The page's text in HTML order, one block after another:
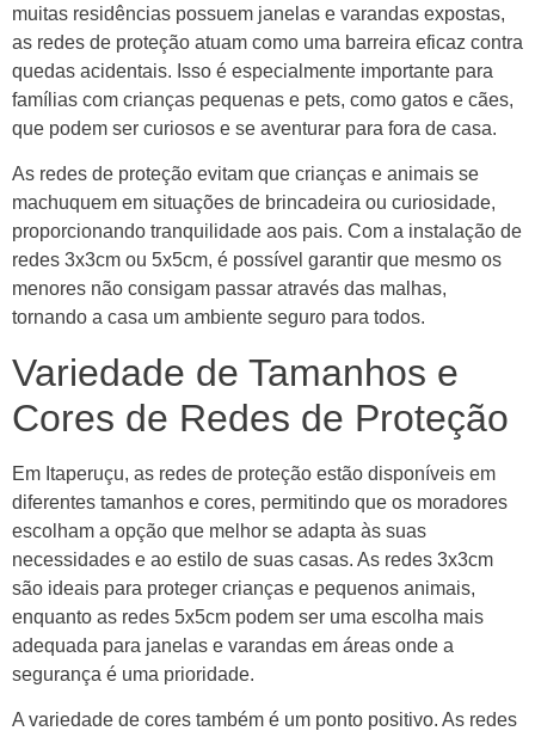
muitas residências possuem janelas e varandas expostas,
as redes de proteção atuam como uma barreira eficaz contra
quedas acidentais. Isso é especialmente importante para
famílias com crianças pequenas e pets, como gatos e cães,
que podem ser curiosos e se aventurar para fora de casa.
As redes de proteção evitam que crianças e animais se
machuquem em situações de brincadeira ou curiosidade,
proporcionando tranquilidade aos pais. Com a instalação de
redes 3x3cm ou 5x5cm, é possível garantir que mesmo os
menores não consigam passar através das malhas,
tornando a casa um ambiente seguro para todos.
Variedade de Tamanhos e
Cores de Redes de Proteção
Em Itaperuçu, as redes de proteção estão disponíveis em
diferentes tamanhos e cores, permitindo que os moradores
escolham a opção que melhor se adapta às suas
necessidades e ao estilo de suas casas. As redes 3x3cm
são ideais para proteger crianças e pequenos animais,
enquanto as redes 5x5cm podem ser uma escolha mais
adequada para janelas e varandas em áreas onde a
segurança é uma prioridade.
A variedade de cores também é um ponto positivo. As redes